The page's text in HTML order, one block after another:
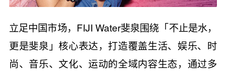
立足中国市场，FIJI Water斐泉围绕「不止是水，
更是斐泉」核心表达，打造覆盖生活、娱乐、时
尚、音乐、文化、运动的全域内容生态，通过多